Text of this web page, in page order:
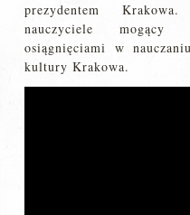
prezydentem
nauczyciele
osiągnięciami w
kultury Krakowa.